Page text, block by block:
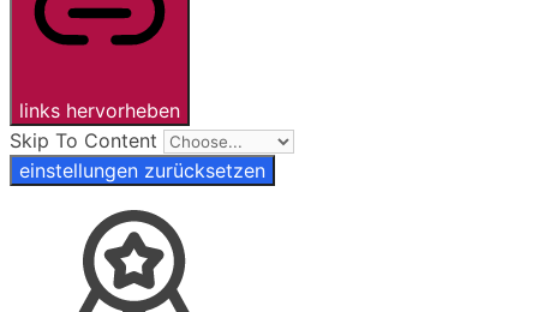
links hervorheben
Skip To Content
einstellungen zurücksetzen